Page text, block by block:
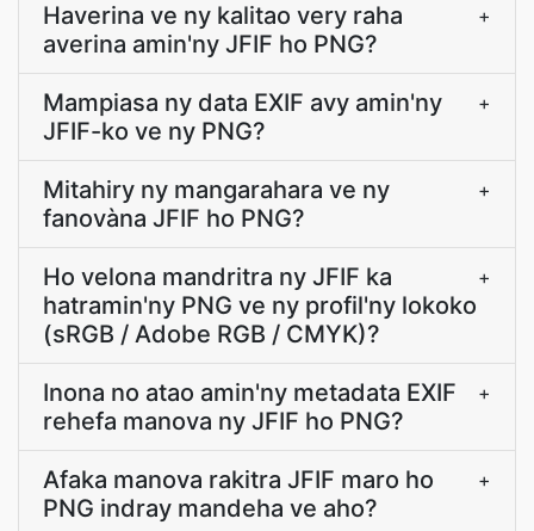
Haverina ve ny kalitao very raha
averina amin'ny JFIF ho PNG?
+
Mampiasa ny data EXIF avy amin'ny
JFIF-ko ve ny PNG?
+
Mitahiry ny mangarahara ve ny
fanovàna JFIF ho PNG?
+
Ho velona mandritra ny JFIF ka
hatramin'ny PNG ve ny profil'ny lokoko
(sRGB / Adobe RGB / CMYK)?
+
Inona no atao amin'ny metadata EXIF
rehefa manova ny JFIF ho PNG?
+
Afaka manova rakitra JFIF maro ho
PNG indray mandeha ve aho?
+